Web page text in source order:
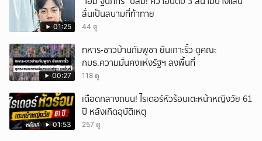
01:25
ลั่นเป็นสนามที่ท้าทาย
44 ดู
00:27
ทหาร-ชาวบ้านกัมพูชา ยืนเกาะรั้ว ดูคณะ
กมธ.ความมั่นคงแห่งรัฐฯ ลงพื้นที่
118 ดู
01:53
เดือดกลางถนน! ไรเดอร์หัวร้อนเตะหน้าหญิงวัย 61
ปี หลังเกิดอุบัติเหตุ
257 ดู